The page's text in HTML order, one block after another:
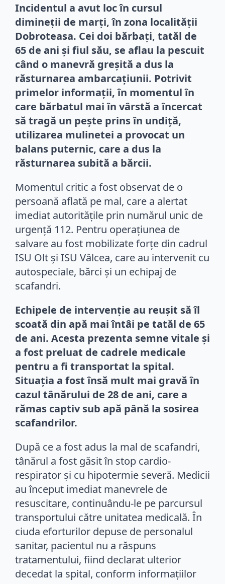
Incidentul a avut loc în cursul
dimineții de marți, în zona localității
Dobroteasa. Cei doi bărbați, tatăl de
65 de ani și fiul său, se aflau la pescuit
când o manevră greșită a dus la
răsturnarea ambarcațiunii. Potrivit
primelor informații, în momentul în
care bărbatul mai în vârstă a încercat
să tragă un pește prins în undiță,
utilizarea mulinetei a provocat un
balans puternic, care a dus la
răsturnarea subită a bărcii.
Momentul critic a fost observat de o
persoană aflată pe mal, care a alertat
imediat autoritățile prin numărul unic de
urgență 112. Pentru operațiunea de
salvare au fost mobilizate forțe din cadrul
ISU Olt și ISU Vâlcea, care au intervenit cu
autospeciale, bărci și un echipaj de
scafandri.
Echipele de intervenție au reușit să îl
scoată din apă mai întâi pe tatăl de 65
de ani. Acesta prezenta semne vitale și
a fost preluat de cadrele medicale
pentru a fi transportat la spital.
Situația a fost însă mult mai gravă în
cazul tânărului de 28 de ani, care a
rămas captiv sub apă până la sosirea
scafandrilor.
După ce a fost adus la mal de scafandri,
tânărul a fost găsit în stop cardio-
respirator și cu hipotermie severă. Medicii
au început imediat manevrele de
resuscitare, continuându-le pe parcursul
transportului către unitatea medicală. În
ciuda eforturilor depuse de personalul
sanitar, pacientul nu a răspuns
tratamentului, fiind declarat ulterior
decedat la spital, conform informațiilor